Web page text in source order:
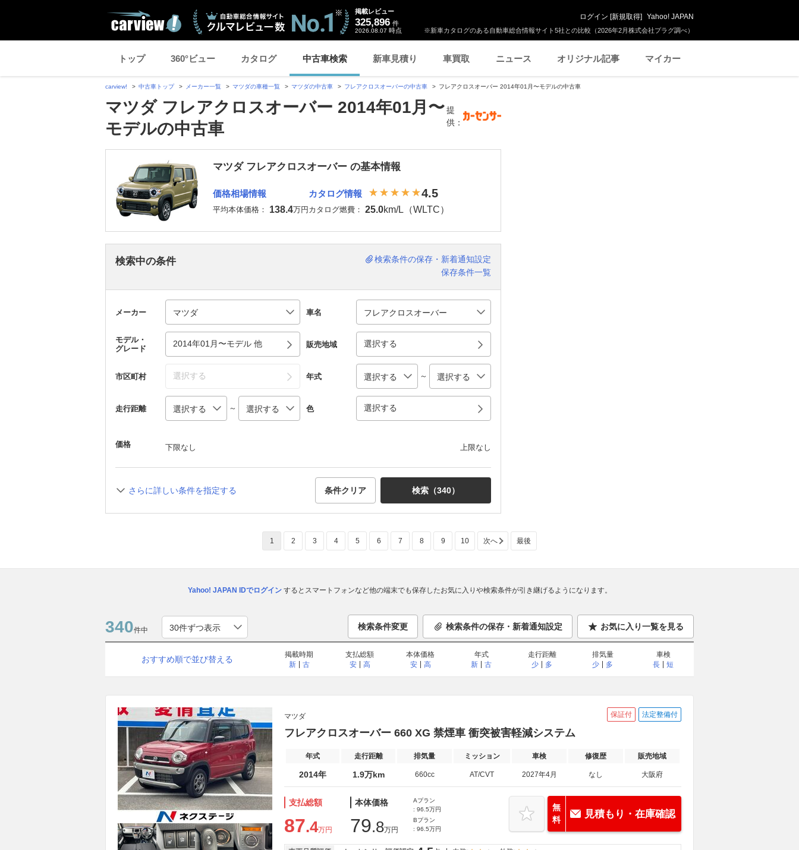
※新車カタログのある自動車総合情報サイト5社との比較（2026年2月株式会社プラグ調べ）
掲載レビュー
325,896 件
2026.08.07 時点
ログイン [新規取得] Yahoo! JAPAN
トップ 360°ビュー カタログ 中古車検索 新車見積り 車買取 ニュース オリジナル記事 マイカー
carview! 中古車トップ メーカー一覧 マツダの車種一覧 マツダの中古車 フレアクロスオーバーの中古車 フレアクロスオーバー 2014年01月〜モデルの中古車
マツダ フレアクロスオーバー 2014年01月〜
モデルの中古車
提
供：
マツダ フレアクロスオーバー の基本情報
価格相場情報
平均本体価格： 138.4万円
カタログ情報 4.5
カタログ燃費： 25.0km/L（WLTC）
検索中の条件
検索条件の保存・新着通知設定
保存条件一覧
メーカー 車名
モデル・
グレード
2014年01月〜モデル 他 販売地域 選択する
市区町村 選択する 年式 ～
走行距離 ～ 色 選択する
価格 下限なし 上限なし
さらに詳しい条件を指定する 条件クリア 検索（340）
1 2 3 4 5 6 7 8 9 10 次へ 最後
Yahoo! JAPAN IDでログインするとスマートフォンなど他の端末でも保存したお気に入りや検索条件が引き継げるようになります。
340件中 検索条件変更 検索条件の保存・新着通知設定 お気に入り一覧を見る
おすすめ順で並び替える
掲載時期
新
古
支払総額
安
高
本体価格
安
高
年式
新
古
走行距離
少
多
排気量
少
多
車検
長
短
マツダ 保証付 法定整備付
フレアクロスオーバー 660 XG 禁煙車 衝突被害軽減システム
年式 走行距離 排気量 ミッション 車検 修復歴 販売地域
2014年 1.9万km 660cc AT/CVT 2027年4月 なし 大阪府
支払総額
87.4万円
本体価格
79.8万円
Aプラン
: 96.5万円
Bプラン
: 96.5万円
無
料
見積もり・在庫確認